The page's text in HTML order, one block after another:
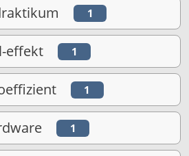
1
effekt 1
1
1